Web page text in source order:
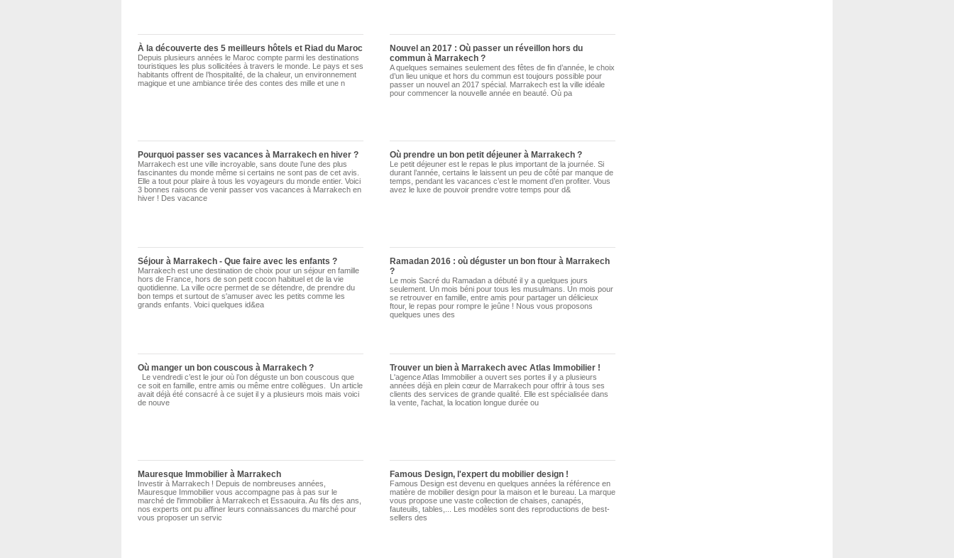
À la découverte des 5 meilleurs hôtels et Riad du Maroc
Depuis plusieurs années le Maroc compte parmi les destinations
touristiques les plus sollicitées à travers le monde. Le pays et ses
habitants offrent de l’hospitalité, de la chaleur, un environnement
magique et une ambiance tirée des contes des mille et une n
Nouvel an 2017 : Où passer un réveillon hors du
commun à Marrakech ?
A quelques semaines seulement des fêtes de fin d’année, le choix
d’un lieu unique et hors du commun est toujours possible pour
passer un nouvel an 2017 spécial. Marrakech est la ville idéale
pour commencer la nouvelle année en beauté. Où pa
Pourquoi passer ses vacances à Marrakech en hiver ?
Marrakech est une ville incroyable, sans doute l’une des plus
fascinantes du monde même si certains ne sont pas de cet avis.
Elle a tout pour plaire à tous les voyageurs du monde entier. Voici
3 bonnes raisons de venir passer vos vacances à Marrakech en
hiver ! Des vacance
Où prendre un bon petit déjeuner à Marrakech ?
Le petit déjeuner est le repas le plus important de la journée. Si
durant l’année, certains le laissent un peu de côté par manque de
temps, pendant les vacances c’est le moment d’en profiter. Vous
avez le luxe de pouvoir prendre votre temps pour d&
Séjour à Marrakech - Que faire avec les enfants ?
Marrakech est une destination de choix pour un séjour en famille
hors de France, hors de son petit cocon habituel et de la vie
quotidienne. La ville ocre permet de se détendre, de prendre du
bon temps et surtout de s'amuser avec les petits comme les
grands enfants. Voici quelques id&ea
Ramadan 2016 : où déguster un bon ftour à Marrakech
?
Le mois Sacré du Ramadan a débuté il y a quelques jours
seulement. Un mois béni pour tous les musulmans. Un mois pour
se retrouver en famille, entre amis pour partager un délicieux
ftour, le repas pour rompre le jeûne ! Nous vous proposons
quelques unes des
Où manger un bon couscous à Marrakech ?
Le vendredi c’est le jour où l’on déguste un bon couscous que
ce soit en famille, entre amis ou même entre collègues. Un article
avait déjà été consacré à ce sujet il y a plusieurs mois mais voici
de nouve
Trouver un bien à Marrakech avec Atlas Immobilier !
L'agence Atlas Immobilier a ouvert ses portes il y a plusieurs
années déjà en plein cœur de Marrakech pour offrir à tous ses
clients des services de grande qualité. Elle est spécialisée dans
la vente, l'achat, la location longue durée ou
Mauresque Immobilier à Marrakech
Investir à Marrakech ! Depuis de nombreuses années,
Mauresque Immobilier vous accompagne pas à pas sur le
marché de l'immobilier à Marrakech et Essaouira. Au fils des ans,
nos experts ont pu affiner leurs connaissances du marché pour
vous proposer un servic
Famous Design, l'expert du mobilier design !
Famous Design est devenu en quelques années la référence en
matière de mobilier design pour la maison et le bureau. La marque
vous propose une vaste collection de chaises, canapés,
fauteuils, tables,... Les modèles sont des reproductions de best-
sellers des